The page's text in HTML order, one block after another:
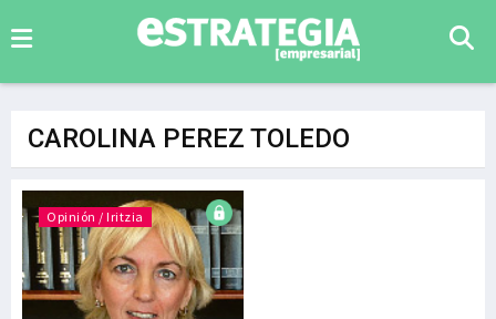
CAROLINA PEREZ TOLEDO
Opinión / Iritzia